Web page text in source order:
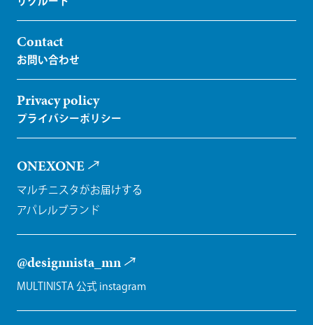
Contact
Privacy policy
ONEXONE
マルチニスタがお届けする
アパレルブランド
@designnista_mn
MULTINISTA 公式 instagram